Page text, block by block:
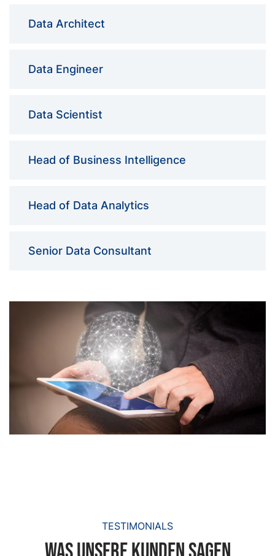
Data Architect
Data Engineer
Data Scientist
Head of Business Intelligence
Head of Data Analytics
Senior Data Consultant
TESTIMONIALS